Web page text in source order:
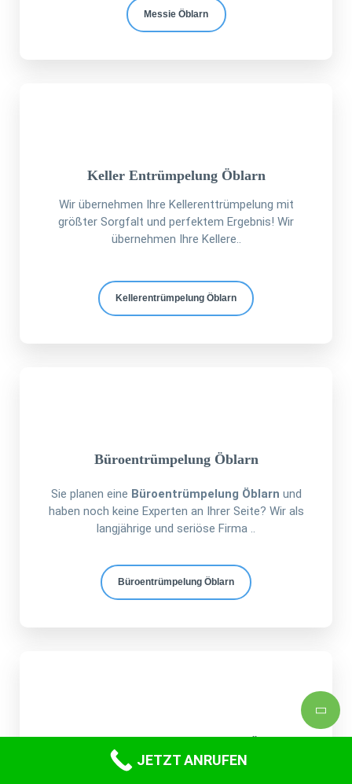
Messie Öblarn
Keller Entrümpelung Öblarn
Wir übernehmen Ihre Kellerenttrümpelung mit
größter Sorgfalt und perfektem Ergebnis! Wir
übernehmen Ihre Kellere..
Kellerentrümpelung Öblarn
Büroentrümpelung Öblarn
Sie planen eine Büroentrümpelung Öblarn und
haben noch keine Experten an Ihrer Seite? Wir als
langjährige und seriöse Firma ..
Büroentrümpelung Öblarn
Selbstverständlich ist es schwierig,
JETZT ANRUFEN